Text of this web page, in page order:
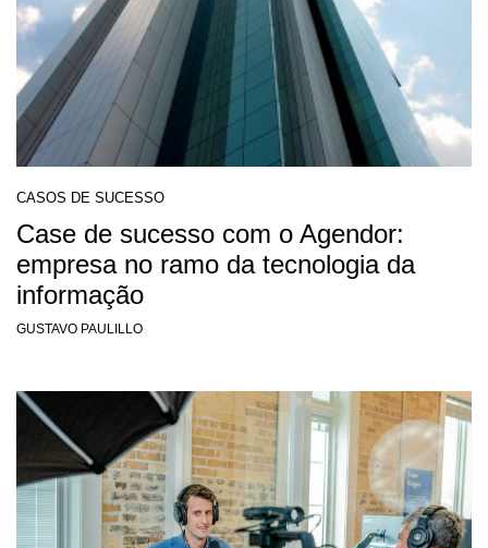
CASOS DE SUCESSO
Case de sucesso com o Agendor:
empresa no ramo da tecnologia da
informação
GUSTAVO PAULILLO